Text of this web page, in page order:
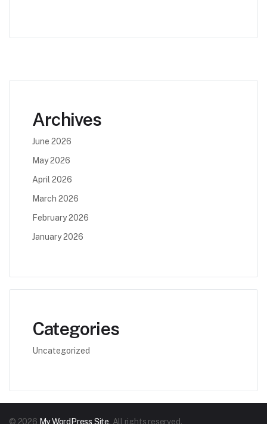
Archives
June 2026
May 2026
April 2026
March 2026
February 2026
January 2026
Categories
Uncategorized
© 2026 My WordPress Site. All rights reserved.